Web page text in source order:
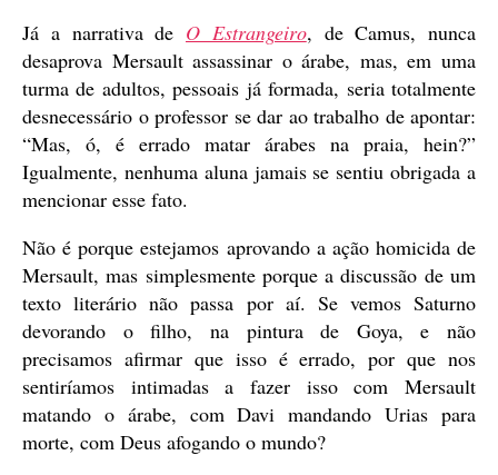
Já a narrativa de O Estrangeiro, de Camus, nunca
desaprova Mersault assassinar o árabe, mas, em uma
turma de adultos, pessoais já formada, seria totalmente
desnecessário o professor se dar ao trabalho de apontar:
“Mas, ó, é errado matar árabes na praia, hein?”
Igualmente, nenhuma aluna jamais se sentiu obrigada a
mencionar esse fato.
Não é porque estejamos aprovando a ação homicida de
Mersault, mas simplesmente porque a discussão de um
texto literário não passa por aí. Se vemos Saturno
devorando o filho, na pintura de Goya, e não
precisamos afirmar que isso é errado, por que nos
sentiríamos intimadas a fazer isso com Mersault
matando o árabe, com Davi mandando Urias para
morte, com Deus afogando o mundo?